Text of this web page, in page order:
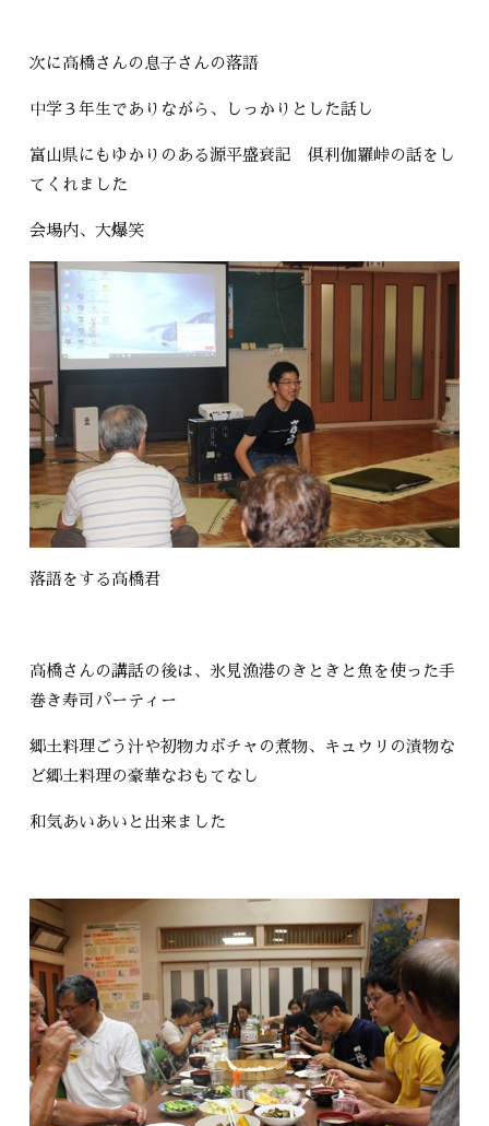
次に高橋さんの息子さんの落語
中学３年生でありながら、しっかりとした話し
富山県にもゆかりのある源平盛衰記 倶利伽羅峠の話をし
てくれました
会場内、大爆笑
落語をする高橋君
高橋さんの講話の後は、氷見漁港のきときと魚を使った手
巻き寿司パーティー
郷土料理ごう汁や初物カボチャの煮物、キュウリの漬物な
ど郷土料理の豪華なおもてなし
和気あいあいと出来ました